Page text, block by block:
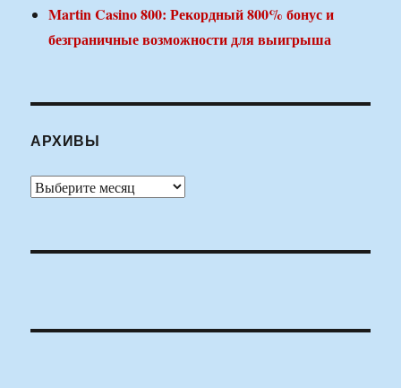
Martin Casino 800: Рекордный 800% бонус и
безграничные возможности для выигрыша
АРХИВЫ
Архивы